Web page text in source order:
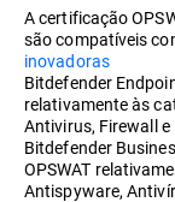
A certificação
são compatíveis
inovadoras
Bitdefender
relativamente às
Antivirus, Firewall e
Bitdefender
OPSWAT
Antispyware,